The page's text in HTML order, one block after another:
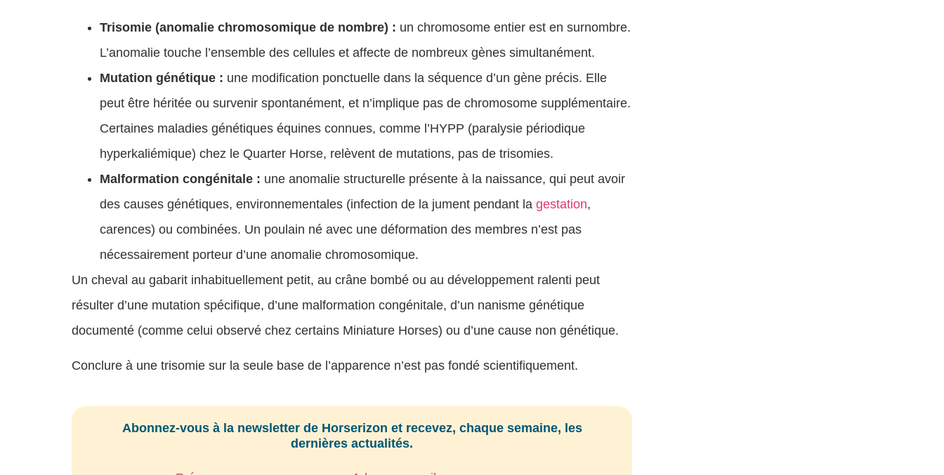
Trisomie (anomalie chromosomique de nombre) : un chromosome entier est en surnombre.
L’anomalie touche l’ensemble des cellules et affecte de nombreux gènes simultanément.
Mutation génétique : une modification ponctuelle dans la séquence d’un gène précis. Elle
peut être héritée ou survenir spontanément, et n’implique pas de chromosome supplémentaire.
Certaines maladies génétiques équines connues, comme l’HYPP (paralysie périodique
hyperkaliémique) chez le Quarter Horse, relèvent de mutations, pas de trisomies.
Malformation congénitale : une anomalie structurelle présente à la naissance, qui peut avoir
des causes génétiques, environnementales (infection de la jument pendant la gestation,
carences) ou combinées. Un poulain né avec une déformation des membres n’est pas
nécessairement porteur d’une anomalie chromosomique.
Un cheval au gabarit inhabituellement petit, au crâne bombé ou au développement ralenti peut
résulter d’une mutation spécifique, d’une malformation congénitale, d’un nanisme génétique
documenté (comme celui observé chez certains Miniature Horses) ou d’une cause non génétique.
Conclure à une trisomie sur la seule base de l’apparence n’est pas fondé scientifiquement.
Abonnez-vous à la newsletter de Horserizon et recevez, chaque semaine, les
dernières actualités.